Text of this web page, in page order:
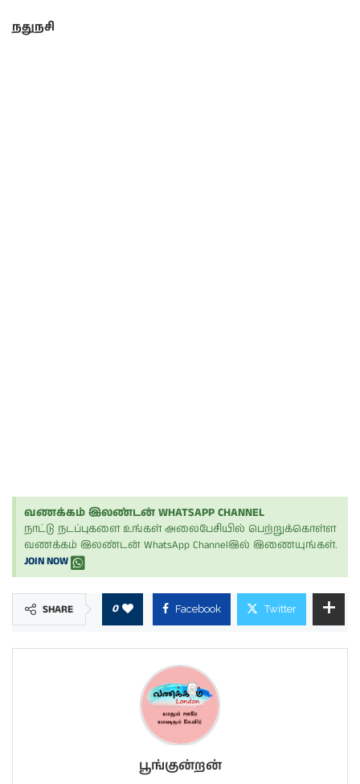
நதுநசி
வணக்கம் இலண்டன் WHATSAPP CHANNEL
நாட்டு நடப்புகளை உங்கள் அலைபேசியில் பெற்றுக்கொள்ள
வணக்கம் இலண்டன் WhatsApp Channelஇல் இணையுங்கள்.
JOIN NOW
SHARE 0 Facebook Twitter
பூங்குன்றன்